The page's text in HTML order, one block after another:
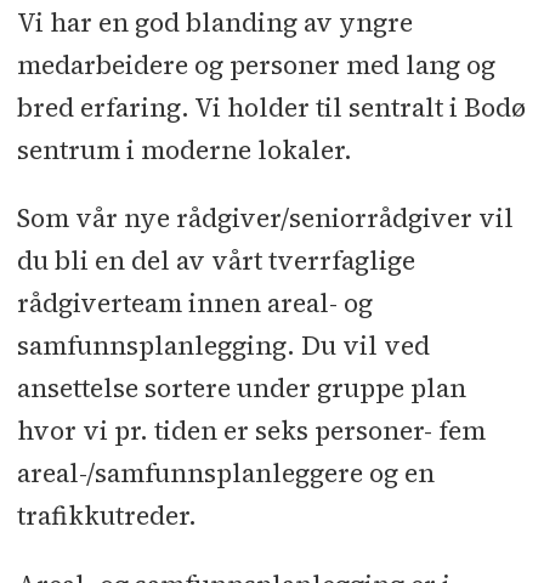
Vi har en god blanding av yngre
medarbeidere og personer med lang og
bred erfaring. Vi holder til sentralt i Bodø
sentrum i moderne lokaler.
Som vår nye rådgiver/seniorrådgiver vil
du bli en del av vårt tverrfaglige
rådgiverteam innen areal- og
samfunnsplanlegging. Du vil ved
ansettelse sortere under gruppe plan
hvor vi pr. tiden er seks personer- fem
areal-/samfunnsplanleggere og en
trafikkutreder.